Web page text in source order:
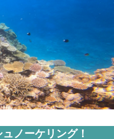
ノーケリング！